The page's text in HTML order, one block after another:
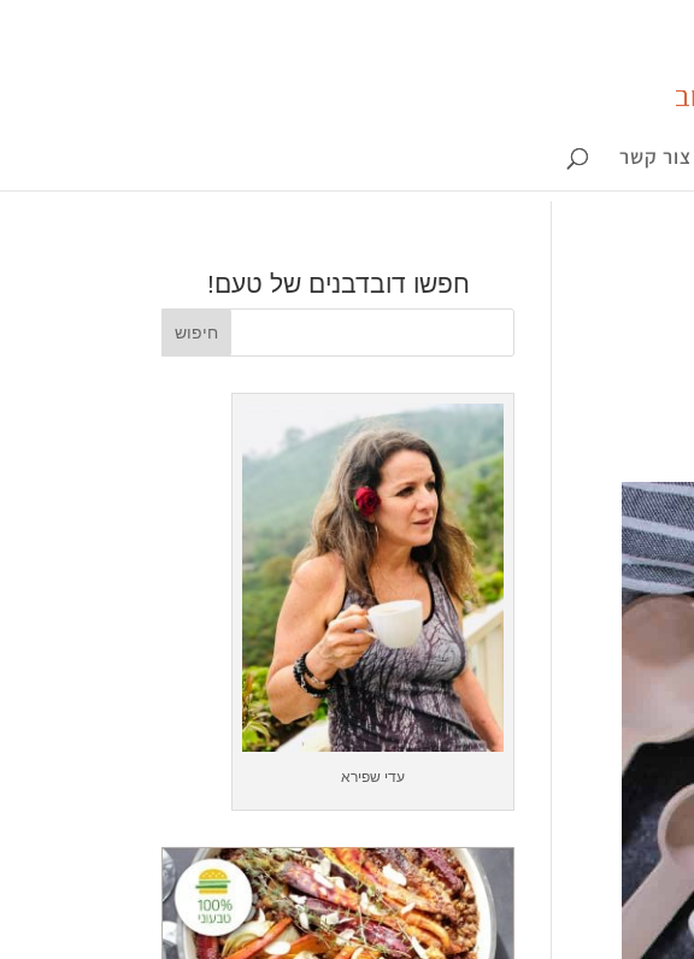
צור קשר
חפשו דובדבנים של טעם!
עדי שפירא